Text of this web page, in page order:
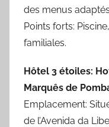
des menus
Points forts:
familiales.
Hôtel 3 étoiles:
Marquês de
Emplacement:
de l’Avenida da